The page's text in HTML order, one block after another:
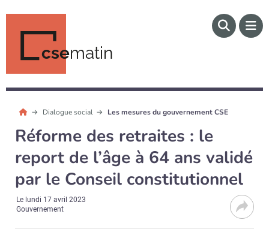
csematin
Dialogue social Les mesures du gouvernement CSE
Réforme des retraites : le
report de l’âge à 64 ans validé
par le Conseil constitutionnel
Le lundi 17 avril 2023
Gouvernement